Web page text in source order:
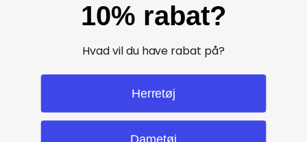
Hverdage fra kl. 10 - 16
10% rabat?
Hvad vil du have rabat på?
Herretøj